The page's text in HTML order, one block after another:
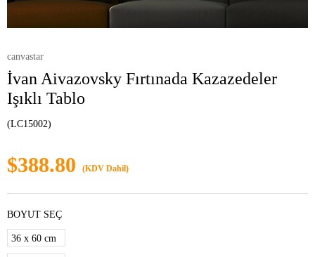
canvastar
İvan Aivazovsky Fırtınada Kazazedeler
Işıklı Tablo
(LC15002)
$388.80 (KDV Dahil)
BOYUT SEÇ
36 x 60 cm